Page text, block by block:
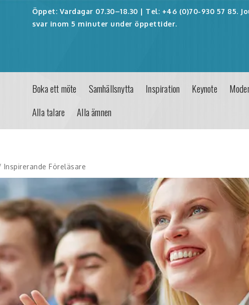
Öppet: Vardagar 07.30–18.30 | Tel: +46 (0)70-930 57 85.
svar inom 5 minuter under öppettider.
Boka ett möte Samhällsnytta Inspiration Keynote
Alla talare
Alla ämnen
Inspirerande Föreläsare